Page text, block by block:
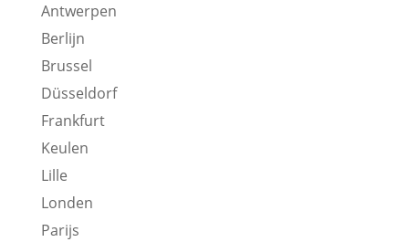
Antwerpen
Berlijn
Brussel
Düsseldorf
Frankfurt
Keulen
Lille
Londen
Parijs